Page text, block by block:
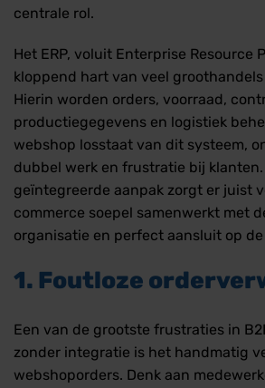
centrale rol.
Het ERP, voluit Enterprise Resource
kloppend hart van veel
Hierin worden orders, voorraad,
productiegegevens en logistiek
webshop losstaat van dit systeem,
dubbel werk en frustratie bij klanten.
geïntegreerde aanpak zorgt er juist
commerce soepel samenwerkt met
organisatie en perfect aansluit op
1. Foutloze
Een van de grootste frustraties in
zonder integratie is het handmatig
webshoporders. Denk aan